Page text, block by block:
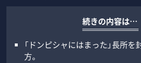
続きの内容は…
「ドンピシャにはまった」長所
方。